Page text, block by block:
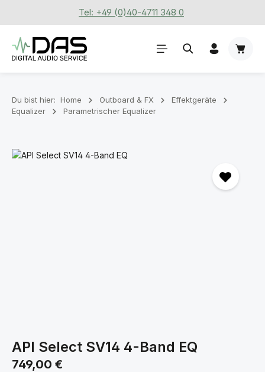
Zum Hauptinhalt springenTel: +49 (0)40-4711 348 0
Du bist hier: Home Outboard & FX
Effektgeräte
Equalizer
Parametrischer Equalizer
Bildergalerie überspringen
API Select SV14 4-Band EQ
Regulärer Preis:
749,00 €